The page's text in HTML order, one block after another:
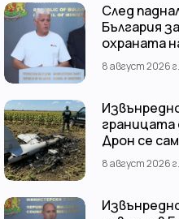
След
България
охраната
8 август 2026 г.
границата
Дрон се
българска
няма щети
8 август 2026 г.